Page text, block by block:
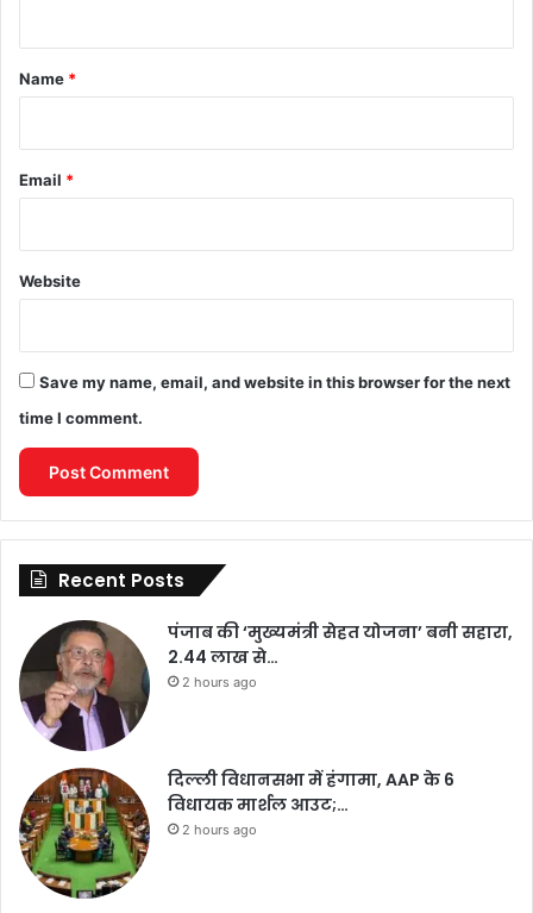
*
Name *
Email *
Website
Save my name, email, and website in this browser for the next
time I comment.
Recent Posts
पंजाब की ‘मुख्यमंत्री सेहत योजना’ बनी सहारा,
2.44 लाख से…
2 hours ago
दिल्ली विधानसभा में हंगामा, AAP के 6
विधायक मार्शल आउट;…
2 hours ago